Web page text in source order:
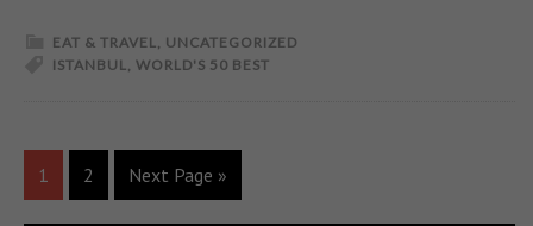
EAT & TRAVEL
UNCATEGORIZED
ISTANBUL
WORLD'S 50 BEST
1 2 Next Page »